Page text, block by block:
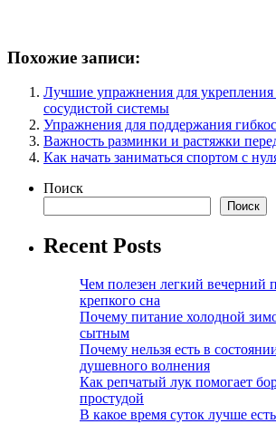
Похожие записи:
Лучшие упражнения для укрепления
сосудистой системы
Упражнения для поддержания
Важность разминки и растяжки
Как начать заниматься спортом с
Поиск
Поиск
Recent Posts
Чем полезен легкий вечерний
крепкого сна
Почему питание холодной
сытным
Почему нельзя есть в
душевного волнения
Как репчатый лук помогает
простудой
В какое время суток лучше